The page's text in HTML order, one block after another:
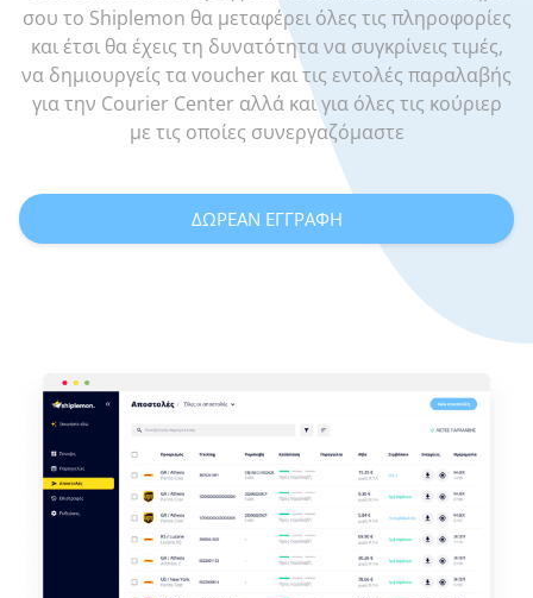
σου το Shiplemon θα μεταφέρει όλες τις πληροφορίες
και έτσι θα έχεις τη δυνατότητα να συγκρίνεις τιμές,
να δημιουργείς τα voucher και τις εντολές παραλαβής
για την Courier Center αλλά και για όλες τις κούριερ
με τις οποίες συνεργαζόμαστε
ΔΩΡΕΑΝ ΕΓΓΡΑΦΗ